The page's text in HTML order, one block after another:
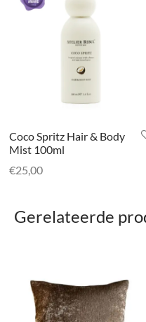
Coco Spritz Hair & Body
Mist 100ml
€25,00
Gerelateerde